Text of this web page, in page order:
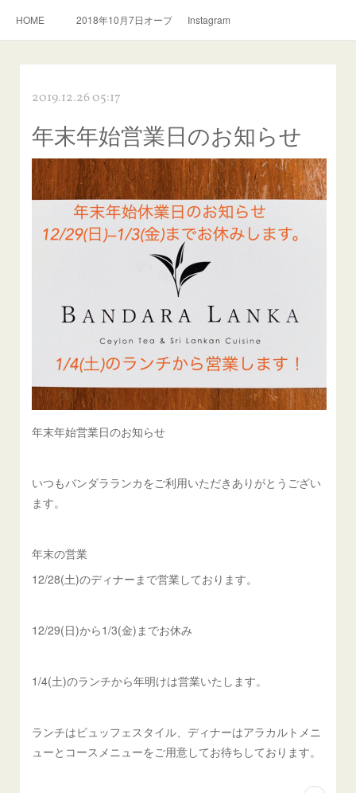
HOME 2018年10月7日オープン。スリランカ料理とおいしい紅茶のお
Instagram
2019.12.26 05:17
年末年始営業日のお知らせ
年末年始営業日のお知らせ
いつもバンダラランカをご利用いただきありがとうござい
ます。
年末の営業
12/28(土)のディナーまで営業しております。
12/29(日)から1/3(金)までお休み
1/4(土)のランチから年明けは営業いたします。
ランチはビュッフェスタイル、ディナーはアラカルトメニ
ューとコースメニューをご用意してお待ちしております。